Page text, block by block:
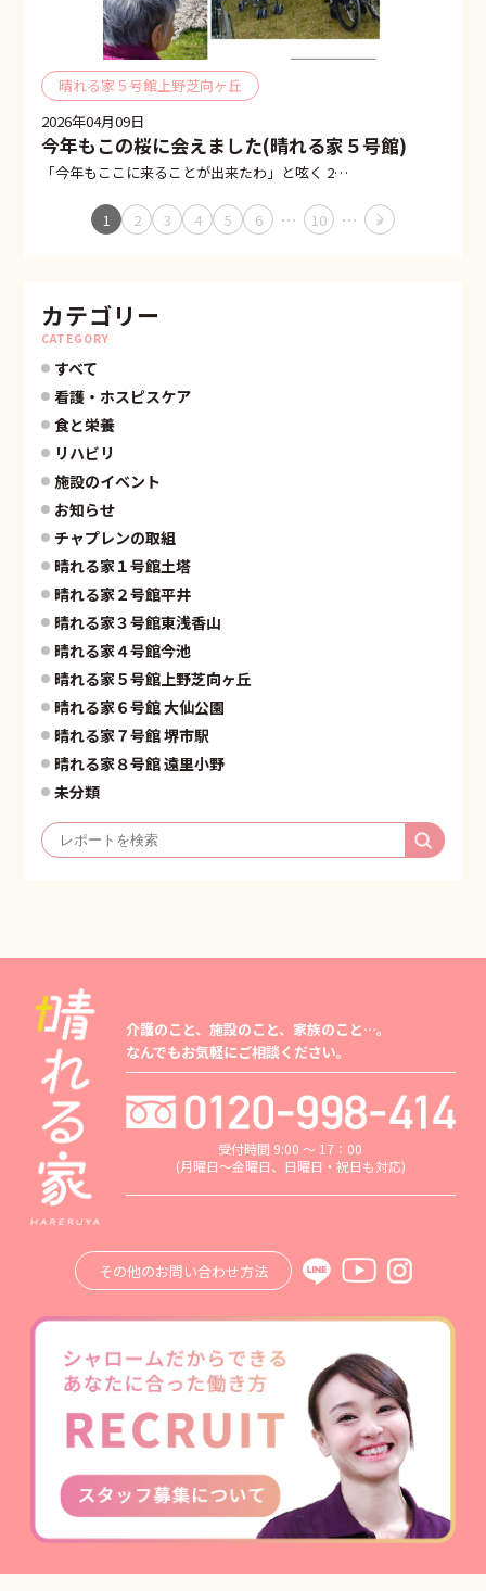
晴れる家５号館上野芝向ヶ丘
2026年04月09日
今年もこの桜に会えました(晴れる家５号館)
「今年もここに来ることが出来たわ」と呟く 2…
1 2 3 4 5 6 … 10 … »
カテゴリー
CATEGORY
すべて
看護・ホスピスケア
食と栄養
リハビリ
施設のイベント
お知らせ
チャプレンの取組
晴れる家１号館土塔
晴れる家２号館平井
晴れる家３号館東浅香山
晴れる家４号館今池
晴れる家５号館上野芝向ヶ丘
晴れる家６号館 大仙公園
晴れる家７号館 堺市駅
晴れる家８号館 遠里小野
未分類
介護のこと、施設のこと、家族のこと…。
なんでもお気軽にご相談ください。
受付時間 9:00 ～ 17：00
(月曜日～金曜日、日曜日・祝日も対応)
その他のお問い合わせ方法